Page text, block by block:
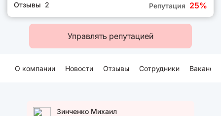
Репутация 25%
Отзывы 2
Управлять репутацией
О компании Новости Отзывы Сотрудники Вакансии
Зинченко Михаил